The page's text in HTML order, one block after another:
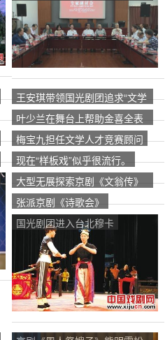
研讨会
王安琪带领国光剧团追求“文学
京剧”
叶少兰在舞台上帮助金喜全表
演
梅宝九担任文学人才竞赛顾问
现在“样板戏”似乎很流行。
大型无展探索京剧《文翁传》
获“大型剧本铜奖”
张派京剧《诗歌会》
国光剧团进入台北穆卡